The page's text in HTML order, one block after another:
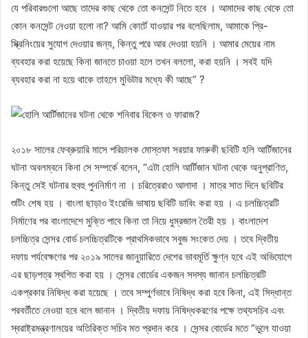
যে পরিবারগুলো আছে তাদের কাছ থেকে তো কনসেন্ট নিতে হবে । আমাদের কাছ থেকে তো
কোন কনসেন্ট নেওয়া হলো না? আমি কোর্টে যাওয়ার পর বলেছিলাম, আমাকে প্রি-
স্ক্রিনিংয়ের সুযোগ দেওয়ার জন্য, কিন্তু পরে আর দেওয়া হয়নি । আমার মেয়ের নাম
ব্যবহার করা হয়েছে কিনা জানতে চাওয়া হলে তখন বললো, করা হয়নি । সবই যদি
ব্যবহার করা না হয়ে থাকে তাহলে মুভিটার মধ্যে কী আছে” ?
২০১৮ সালের ফেব্রুয়ারি মাসে পরিচালক মোস্তফা সরয়ার ফারুকী ছবিটি হলি আর্টিজানের
ঘটনা অবলম্বনে কিনা সে সম্পর্কে বলেন, “এটা হোলি আর্টিজান ঘটনা থেকে অনুপ্রাণিত,
কিন্তু সেই ঘটনার হুবহু পুননির্মাণ না । চরিত্রেরাও আলাদা । মাত্র সাত দিনে ছবিটির
শুটিং শেষ হয় । বাংলা ছাড়াও ইংরেজি ভাষায় ছবিটি ডাবিং করা হয় । এ চলচ্চিত্রটি
নির্মাণের পর বাংলাদেশে মুক্তি পাবে কিনা তা নিয়ে ধুম্রজাল তৈরী হয় । বাংলাদেশ
চলচ্চিত্র সেন্সর বোর্ড চলচ্চিত্রটিকে প্রাথমিকভাবে সবুজ সংকেত দেয় । তবে দ্বিতীয়
দফায় পর্যবেক্ষণের পর ২০১৯ সালের জানুয়ারিতে দেশের ভাবমূর্তি ক্ষুণ্ন হবে এই অভিযোগে
এর ছাড়পত্র স্থগিত করা হয় । সেন্সর বোর্ডের একজন সদস্য জানান চলচ্চিত্রটি
একপ্রকার নিষিদ্ধ করা হয়েছে । তবে সম্পুর্ণভাবে নিষিদ্ধ করা হবে কিনা, এই সিদ্ধান্ত
পরবর্তীতে নেওয়া হবে বলে জানান । দ্বিতীয় দফায় নিষিদ্ধকরণের পক্ষে তথ্যসচিব এবং
স্বরাষ্ট্রমন্ত্রণালয়ের অতিরিক্ত সচিব মত প্রদান করে । সেন্সর বোর্ডের মতে “ভুলে যাওয়া